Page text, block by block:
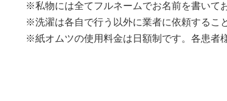
※私物には全てフルネームでお名前を書いて
※洗濯は各自で行う以外に業者に依頼するこ
※紙オムツの使用料金は日額制です。各患者